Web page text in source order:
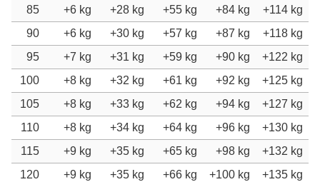
85
+6 kg +28 kg +55 kg +84 kg
+114 kg
90
+6 kg +30 kg +57 kg +87 kg
+118 kg
95
+7 kg +31 kg +59 kg +90 kg
+122 kg
100
+8 kg +32 kg +61 kg +92 kg
+125 kg
105
+8 kg +33 kg +62 kg +94 kg
+127 kg
110
+8 kg +34 kg +64 kg +96 kg
+130 kg
115
+9 kg +35 kg +65 kg +98 kg
+132 kg
120
+9 kg +35 kg +66 kg +100 kg
+135 kg